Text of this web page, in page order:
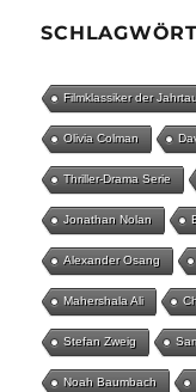
Filmklassiker der
Olivia Colman
Thriller-Drama Serie
Jonathan Nolan
Alexander Osang
Mahershala Ali
Stefan Zweig
Noah Baumbach